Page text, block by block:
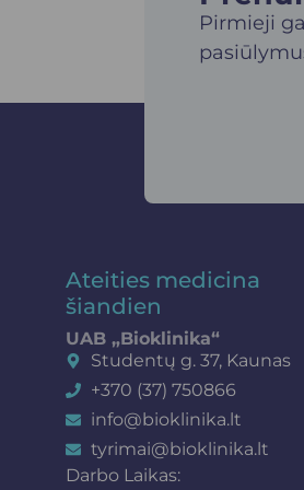
Pirmieji
Ateities medicina
šiandien
UAB „Bioklinika“
Studentų g. 37, Kaunas
+370 (37) 750866
info@bioklinika.lt
tyrimai@bioklinika.lt
Darbo Laikas: